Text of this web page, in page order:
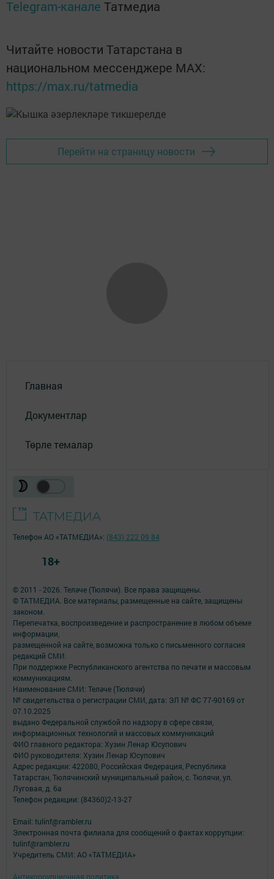
Telegram-канале Татмедиа
Читайте новости Татарстана в
национальном мессенджере MАХ:
https://max.ru/tatmedia
Перейти на страницу новости
Главная
Документлар
Төрле темалар
© 2011 - 2026. Теләче (Тюлячи). Все права защищены.
© ТАТМЕДИА. Все материалы, размещенные на сайте, защищены
законом.
Перепечатка, воспроизведение и распространение в любом объеме
информации,
размещенной на сайте, возможна только с письменного согласия
редакций СМИ.
При поддержке Республиканского агентства по печати и массовым
коммуникациям.
Наименование СМИ: Теләче (Тюлячи)
№ свидетельства о регистрации СМИ, дата: ЭЛ № ФС 77-90169 от
07.10.2025
выдано Федеральной службой по надзору в сфере связи,
информационных технологий и массовых коммуникаций
ФИО главного редактора: Хузин Ленар Юсупович
ФИО руководителя: Хузин Ленар Юсупович
Адрес редакции: 422080, Российская Федерация, Республика
Татарстан, Тюлячинский муниципальный район, с. Тюлячи, ул.
Луговая, д. 6а
Телефон редакции: (84360)2-⁠13-⁠27
Email: tulinf@rambler.ru
Электронная почта филиала для сообщений о фактах коррупции:
tulinf@rambler.ru
Учредитель СМИ: АО «ТАТМЕДИА»
Антикоррупционная политика
Телефон АО «ТАТМЕДИА»: (843) 222 09 84
18+